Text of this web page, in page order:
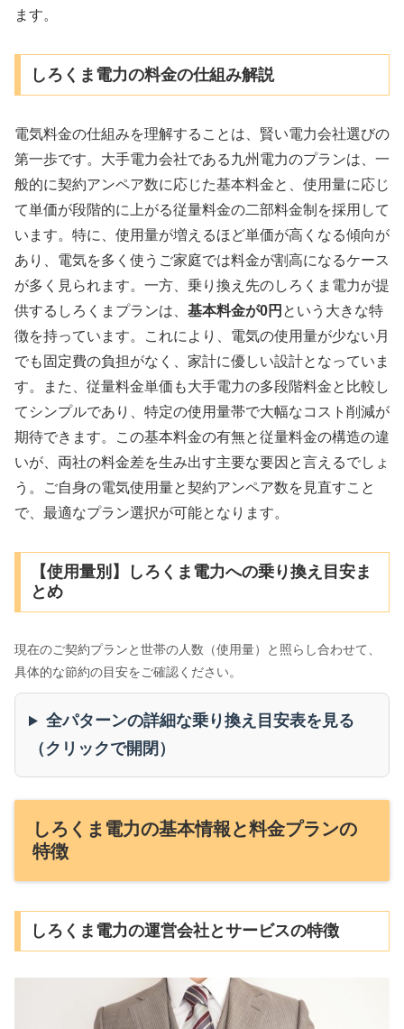
ます。
しろくま電力の料金の仕組み解説
電気料金の仕組みを理解することは、賢い電力会社選びの
第一歩です。大手電力会社である九州電力のプランは、一
般的に契約アンペア数に応じた基本料金と、使用量に応じ
て単価が段階的に上がる従量料金の二部料金制を採用して
います。特に、使用量が増えるほど単価が高くなる傾向が
あり、電気を多く使うご家庭では料金が割高になるケース
が多く見られます。一方、乗り換え先のしろくま電力が提
供するしろくまプランは、 基本料金が0円 という大きな特
徴を持っています。これにより、電気の使用量が少ない月
でも固定費の負担がなく、家計に優しい設計となっていま
す。また、従量料金単価も大手電力の多段階料金と比較し
てシンプルであり、特定の使用量帯で大幅なコスト削減が
期待できます。この基本料金の有無と従量料金の構造の違
いが、両社の料金差を生み出す主要な要因と言えるでしょ
う。ご自身の電気使用量と契約アンペア数を見直すこと
で、最適なプラン選択が可能となります。
【使用量別】しろくま電力への乗り換え目安ま
とめ
現在のご契約プランと世帯の人数（使用量）と照らし合わせて、
具体的な節約の目安をご確認ください。
全パターンの詳細な乗り換え目安表を見る
（クリックで開閉）
しろくま電力の基本情報と料金プランの
特徴
しろくま電力の運営会社とサービスの特徴